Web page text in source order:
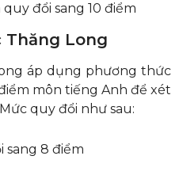
đổi sang 10 điểm
Thăng Long
áp dụng phương thức
môn tiếng Anh để xét
quy đổi như sau:
sang 8 điểm